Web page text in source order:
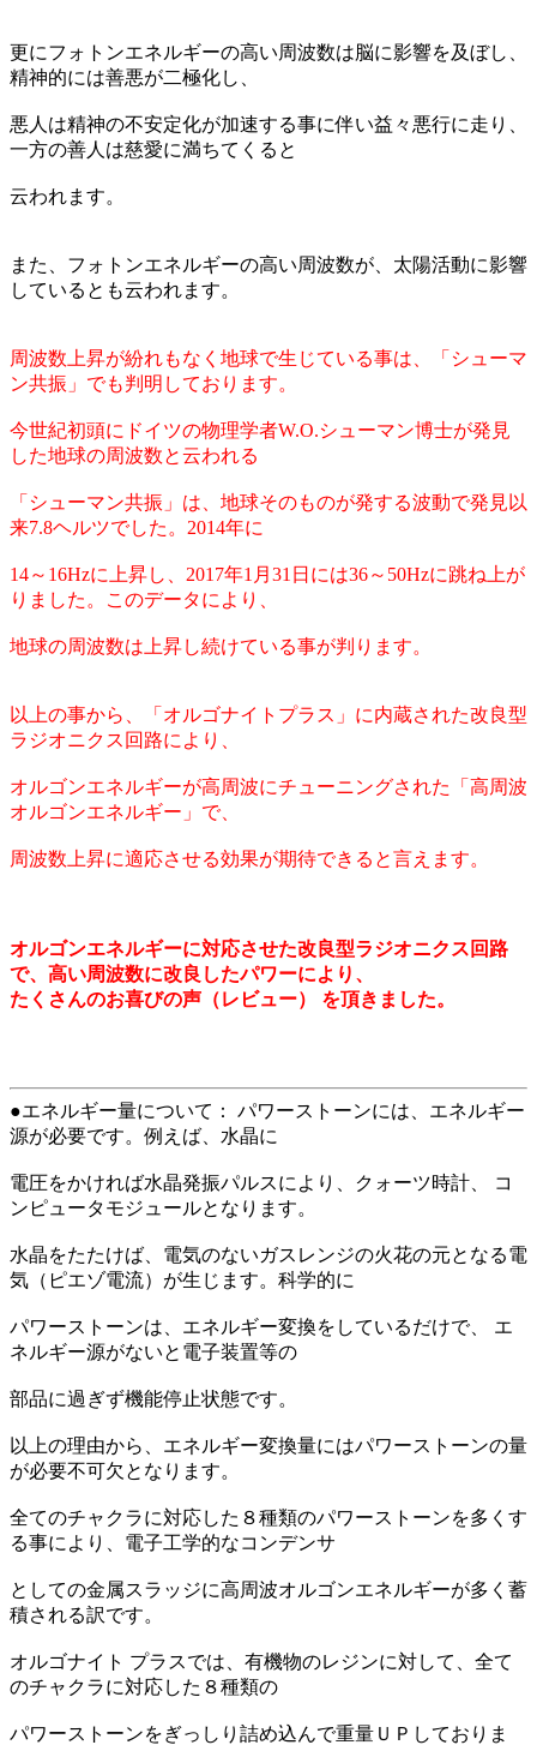
更にフォトンエネルギーの高い周波数は脳に影響を及ぼし、
精神的には善悪が二極化し、
悪人は精神の不安定化が加速する事に伴い益々悪行に走り、
一方の善人は慈愛に満ちてくると
云われます。
また、フォトンエネルギーの高い周波数が、太陽活動に影響
しているとも云われます。
周波数上昇が紛れもなく地球で生じている事は、「シューマ
ン共振」でも判明しております。
今世紀初頭にドイツの物理学者W.O.シューマン博士が発見
した地球の周波数と云われる
「シューマン共振」は、地球そのものが発する波動で発見以
来7.8ヘルツでした。2014年に
14～16Hzに上昇し、2017年1月31日には36～50Hzに跳ね上が
りました。このデータにより、
地球の周波数は上昇し続けている事が判ります。
以上の事から、「オルゴナイトプラス」に内蔵された改良型
ラジオニクス回路により、
オルゴンエネルギーが高周波にチューニングされた「高周波
オルゴンエネルギー」で、
周波数上昇に適応させる効果が期待できると言えます。
オルゴンエネルギーに対応させた改良型ラジオニクス回路
で、高い周波数に改良したパワーにより、
たくさんのお喜びの声（レビュー） を頂きました。
●エネルギー量について： パワーストーンには、エネルギー
源が必要です。例えば、水晶に
電圧をかければ水晶発振パルスにより、クォーツ時計、 コ
ンピュータモジュールとなります。
水晶をたたけば、電気のないガスレンジの火花の元となる電
気（ピエゾ電流）が生じます。科学的に
パワーストーンは、エネルギー変換をしているだけで、 エ
ネルギー源がないと電子装置等の
部品に過ぎず機能停止状態です。
以上の理由から、エネルギー変換量にはパワーストーンの量
が必要不可欠となります。
全てのチャクラに対応した８種類のパワーストーンを多くす
る事により、電子工学的なコンデンサ
としての金属スラッジに高周波オルゴンエネルギーが多く蓄
積される訳です。
オルゴナイト プラスでは、有機物のレジンに対して、全て
のチャクラに対応した８種類の
パワーストーンをぎっしり詰め込んで重量ＵＰしておりま